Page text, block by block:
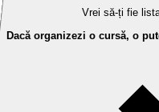
Vrei să-ți fie
Dacă organizezi o cursă, o